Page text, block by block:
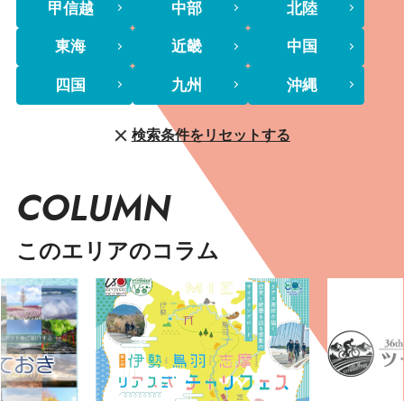
甲信越 中部 北陸
東海 近畿 中国
四国 九州 沖縄
検索条件をリセットする
COLUMN
このエリアのコラム